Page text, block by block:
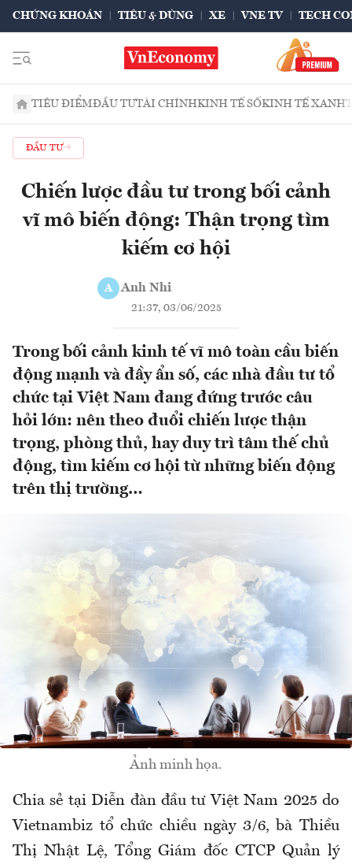
CHỨNG KHOÁN TIÊU & DÙNG XE VNE TV TECH
TIÊU ĐIỂMĐẦU TƯTÀI CHÍNHKINH TẾ SỐKINH TẾ XANH
ĐẦU TƯ
Chiến lược đầu tư trong bối cảnh
vĩ mô biến động: Thận trọng tìm
kiếm cơ hội
A Anh Nhi
21:37, 03/06/2025
Trong bối cảnh kinh tế vĩ mô toàn cầu biến
động mạnh và đầy ẩn số, các nhà đầu tư tổ
chức tại Việt Nam đang đứng trước câu
hỏi lớn: nên theo đuổi chiến lược thận
trọng, phòng thủ, hay duy trì tâm thế chủ
động, tìm kiếm cơ hội từ những biến động
trên thị trường…
Ảnh minh họa.
Chia sẻ tại Diễn đàn đầu tư Việt Nam 2025 do
Vietnambiz tổ chức chiều ngày 3/6, bà Thiều
Thị Nhật Lệ, Tổng Giám đốc CTCP Quản lý